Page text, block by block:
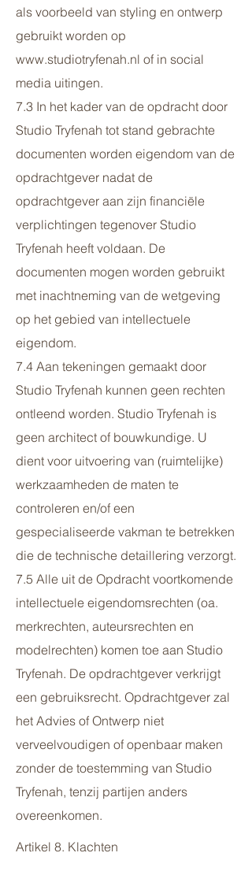
als voorbeeld van styling en ontwerp
gebruikt worden op
www.studiotryfenah.nl of in social
media uitingen.
7.3 In het kader van de opdracht door
Studio Tryfenah tot stand gebrachte
documenten worden eigendom van de
opdrachtgever nadat de
opdrachtgever aan zijn financiële
verplichtingen tegenover Studio
Tryfenah heeft voldaan. De
documenten mogen worden gebruikt
met inachtneming van de wetgeving
op het gebied van intellectuele
eigendom.
7.4 Aan tekeningen gemaakt door
Studio Tryfenah kunnen geen rechten
ontleend worden. Studio Tryfenah is
geen architect of bouwkundige. U
dient voor uitvoering van (ruimtelijke)
werkzaamheden de maten te
controleren en/of een
gespecialiseerde vakman te betrekken
die de technische detaillering verzorgt.
7.5 Alle uit de Opdracht voortkomende
intellectuele eigendomsrechten (oa.
merkrechten, auteursrechten en
modelrechten) komen toe aan Studio
Tryfenah. De opdrachtgever verkrijgt
een gebruiksrecht. Opdrachtgever zal
het Advies of Ontwerp niet
verveelvoudigen of openbaar maken
zonder de toestemming van Studio
Tryfenah, tenzij partijen anders
overeenkomen.
Artikel 8. Klachten